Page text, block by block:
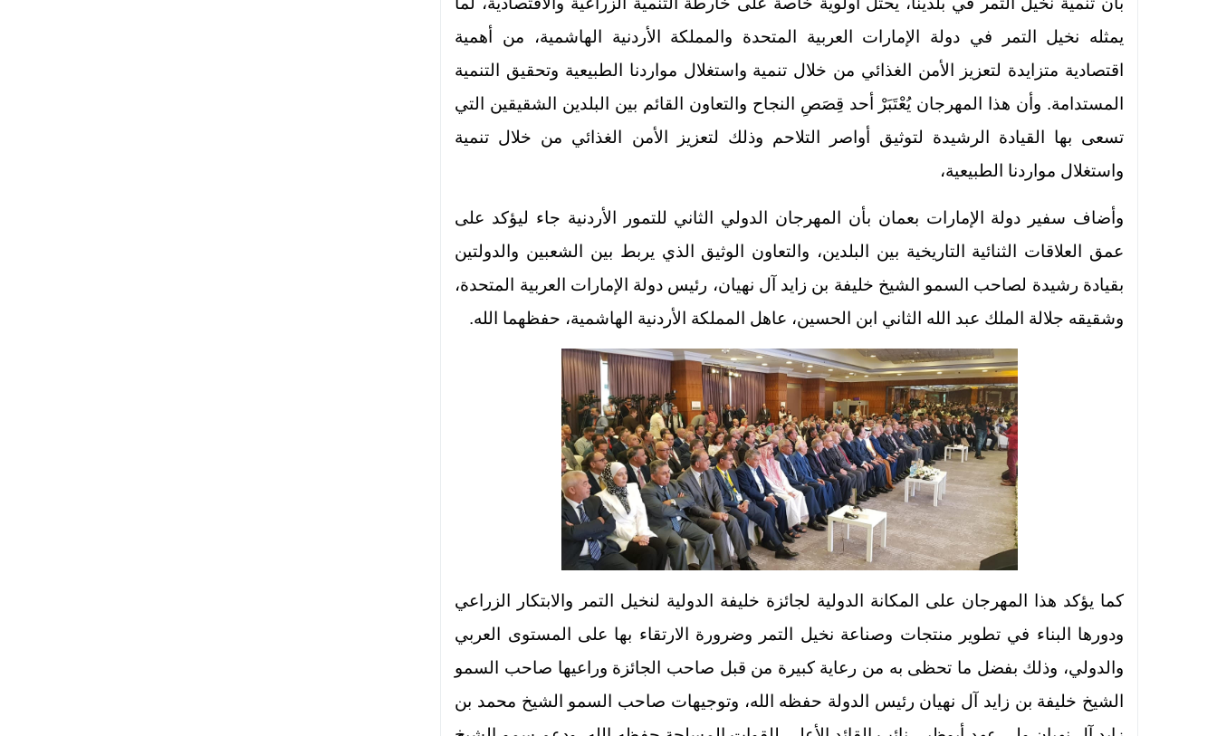
يمثله نخيل التمر في دولة الإمارات العربية المتحدة والمملكة الأردنية الهاشمية، من أهمية
اقتصادية متزايدة لتعزيز الأمن الغذائي من خلال تنمية واستغلال مواردنا الطبيعية وتحقيق التنمية
المستدامة. وأن هذا المهرجان يُعْتَبَرْ أحد قِصَصِ النجاح والتعاون القائم بين البلدين الشقيقين التي
تسعى بها القيادة الرشيدة لتوثيق أواصر التلاحم وذلك لتعزيز الأمن الغذائي من خلال تنمية
واستغلال مواردنا الطبيعية،
وأضاف سفير دولة الإمارات بعمان بأن المهرجان الدولي الثاني للتمور الأردنية جاء ليؤكد على
عمق العلاقات الثنائية التاريخية بين البلدين، والتعاون الوثيق الذي يربط بين الشعبين والدولتين
بقيادة رشيدة لصاحب السمو الشيخ خليفة بن زايد آل نهيان، رئيس دولة الإمارات العربية المتحدة،
وشقيقه جلالة الملك عبد الله الثاني ابن الحسين، عاهل المملكة الأردنية الهاشمية، حفظهما الله.
كما يؤكد هذا المهرجان على المكانة الدولية لجائزة خليفة الدولية لنخيل التمر والابتكار الزراعي
ودورها البناء في تطوير منتجات وصناعة نخيل التمر وضرورة الارتقاء بها على المستوى العربي
والدولي، وذلك بفضل ما تحظى به من رعاية كبيرة من قبل صاحب الجائزة وراعيها صاحب السمو
الشيخ خليفة بن زايد آل نهيان رئيس الدولة حفظه الله، وتوجيهات صاحب السمو الشيخ محمد بن